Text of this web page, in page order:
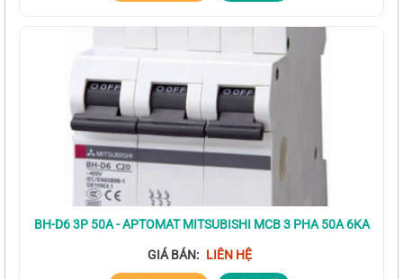
BH-D6 3P 50A - APTOMAT MITSUBISHI MCB 3 PHA 50A 6KA
GIÁ BÁN: LIÊN HỆ